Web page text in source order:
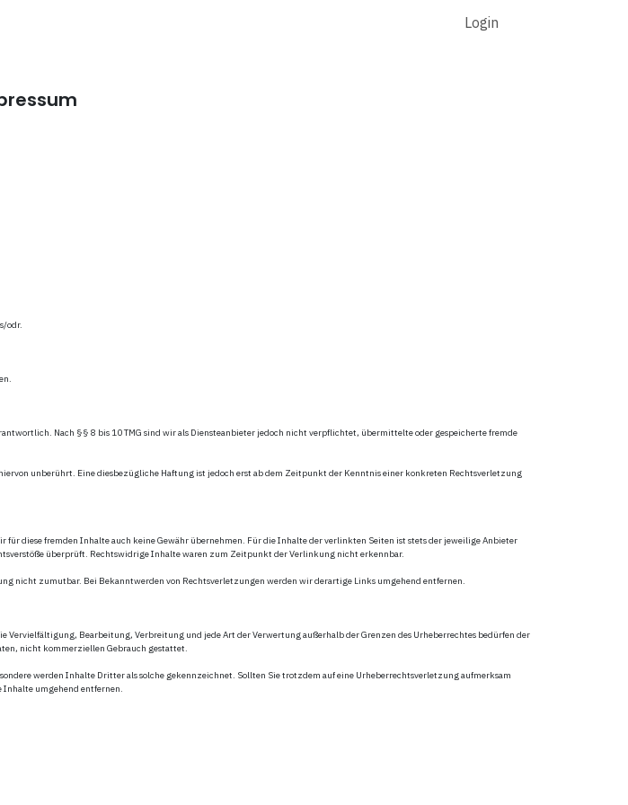
Login
odr.
Nach §§ 8 bis 10 TMG sind wir als Diensteanbieter jedoch nicht verpflichtet, übermittelte oder gespeicherte fremde
unberührt. Eine diesbezügliche Haftung ist jedoch erst ab dem Zeitpunkt der Kenntnis einer konkreten Rechtsverletzung
diese fremden Inhalte auch keine Gewähr übernehmen. Für die Inhalte der verlinkten Seiten ist stets der jeweilige Anbieter
überprüft. Rechtswidrige Inhalte waren zum Zeitpunkt der Verlinkung nicht erkennbar.
nicht zumutbar. Bei Bekanntwerden von Rechtsverletzungen werden wir derartige Links umgehend entfernen.
Bearbeitung, Verbreitung und jede Art der Verwertung außerhalb der Grenzen des Urheberrechtes bedürfen der
nicht kommerziellen Gebrauch gestattet.
werden Inhalte Dritter als solche gekennzeichnet. Sollten Sie trotzdem auf eine Urheberrechtsverletzung aufmerksam
umgehend entfernen.